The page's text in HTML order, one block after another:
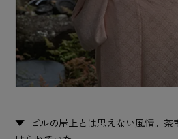
ビルの屋上とは思えない風情。